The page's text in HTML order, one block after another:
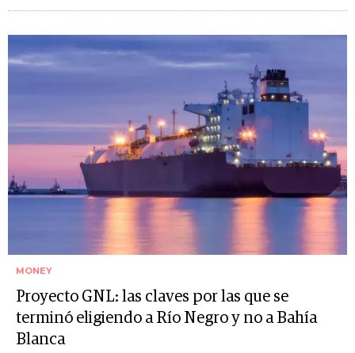
MONEY
Proyecto GNL: las claves por las que se
terminó eligiendo a Río Negro y no a Bahía
Blanca